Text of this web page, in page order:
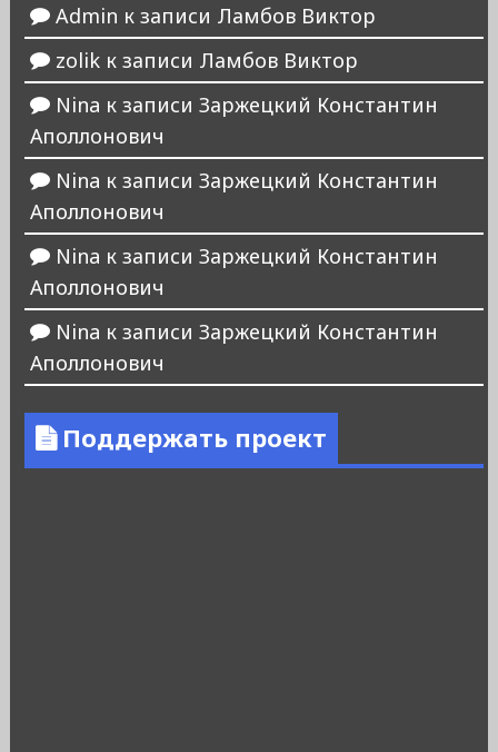
Admin к записи Ламбов Виктор
zolikк записи Ламбов Виктор
Nina к записи Заржецкий Константин
Аполлонович
Nina к записи Заржецкий Константин
Аполлонович
Nina к записи Заржецкий Константин
Аполлонович
Nina к записи Заржецкий Константин
Аполлонович
Поддержать проект